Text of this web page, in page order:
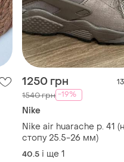
1250 грн 13
1540 грн -19%
Nike
Nike air huarache p. 41
стопу 25.5-26 мм)
40.5 і ще 1